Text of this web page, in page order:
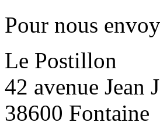
Pour nous
Le Postillon
42 avenue Jean
38600 Fontaine